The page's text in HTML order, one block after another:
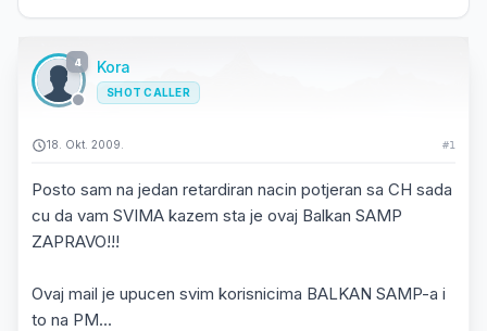
4 Kora
SHOT CALLER
18. Okt. 2009. #1
Posto sam na jedan retardiran nacin potjeran sa CH sada
cu da vam SVIMA kazem sta je ovaj Balkan SAMP
ZAPRAVO!!!
Ovaj mail je upucen svim korisnicima BALKAN SAMP-a i
to na PM...